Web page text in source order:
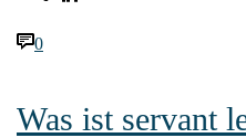
0
Was ist servant